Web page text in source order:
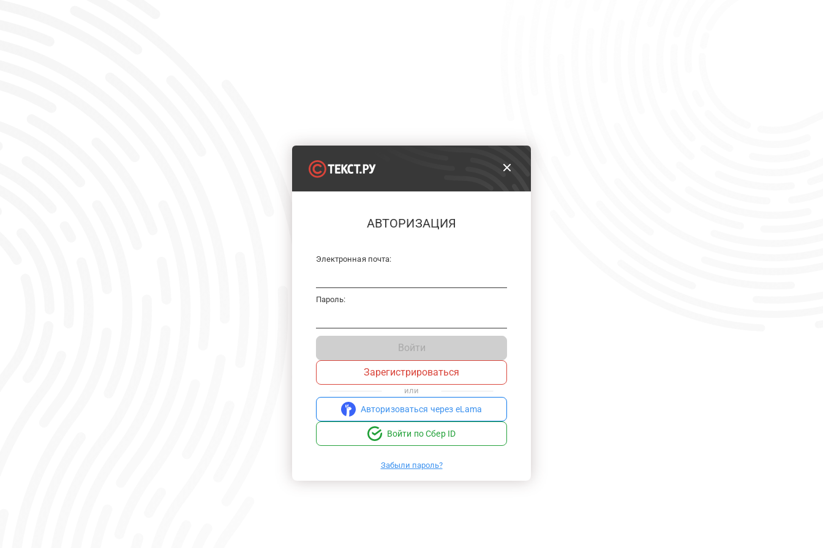
АВТОРИЗАЦИЯ
Электронная почта:
Пароль:
Войти
Зарегистрироваться
или
Авторизоваться через eLama
Войти по Сбер ID
Забыли пароль?